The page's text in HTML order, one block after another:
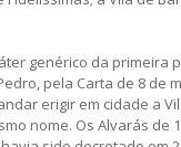
genérico da primeira
pela Carta de 8 de
erigir em cidade a
nome. Os Alvarás de